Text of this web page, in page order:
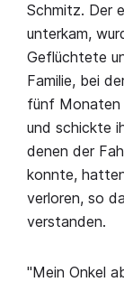
Schmitz. Der
unterkam,
Geflüchtete
Familie, bei
fünf Monaten
und schickte
denen der
konnte,
verloren, so
verstanden.
"Mein Onkel